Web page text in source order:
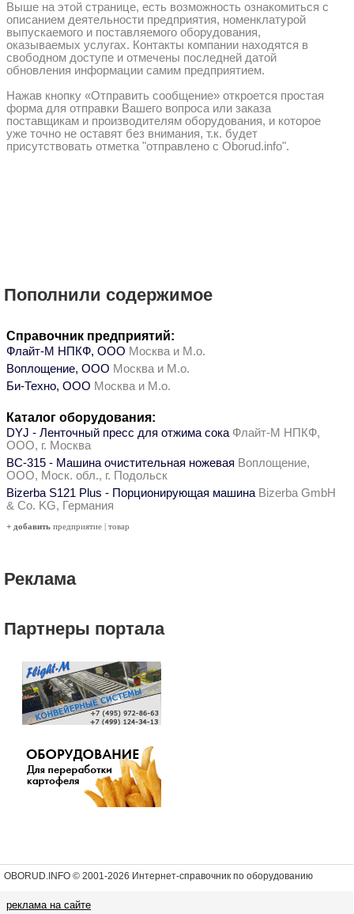
Выше на этой странице, есть возможность ознакомиться с
описанием деятельности предприятия, номенклатурой
выпускаемого и поставляемого оборудования,
оказываемых услугах. Контакты компании находятся в
свободном доступе и отмечены последней датой
обновления информации самим предприятием.
Нажав кнопку «Отправить сообщение» откроется простая
форма для отправки Вашего вопроса или заказа
поставщикам и производителям оборудования, и которое
уже точно не оставят без внимания, т.к. будет
присутствовать отметка "отправлено с Oborud.info".
Пополнили содержимое
Справочник предприятий:
Флайт-М НПКФ, ООО Москва и М.о.
Воплощение, ООО Москва и М.о.
Би-Техно, ООО Москва и М.о.
Каталог оборудования:
DYJ - Ленточный пресс для отжима сока Флайт-М НПКФ,
ООО, г. Москва
ВС-315 - Машина очистительная ножевая Воплощение,
ООО, Моск. обл., г. Подольск
Bizerba S121 Plus - Порционирующая машина Bizerba GmbH
& Co. KG, Германия
+ добавить предприятие | товар
Реклама
Партнеры портала
OBORUD.INFO © 2001-2026 Интернет-справочник по оборудованию
реклама на сайте